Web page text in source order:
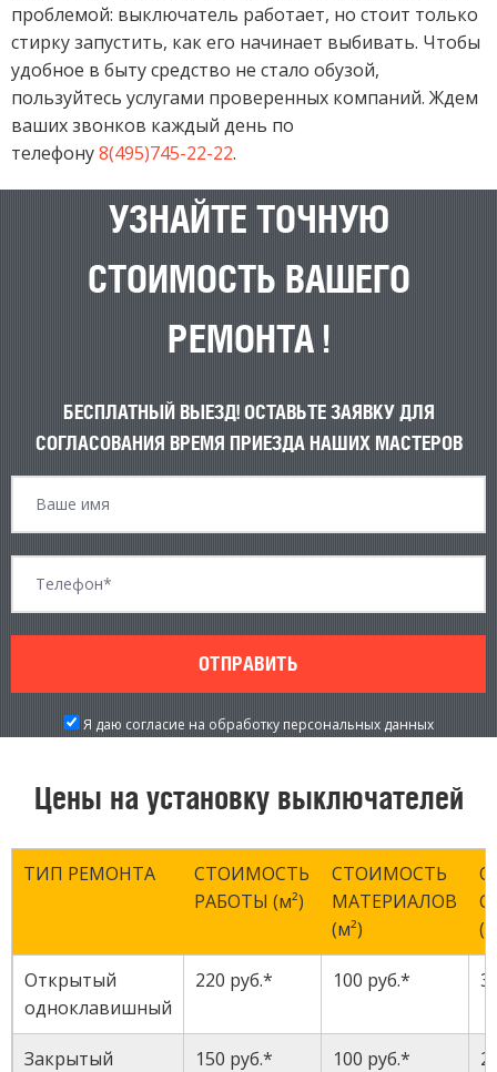
проблемой: выключатель работает, но стоит только
стирку запустить, как его начинает выбивать. Чтобы
удобное в быту средство не стало обузой,
пользуйтесь услугами проверенных компаний. Ждем
ваших звонков каждый день по
телефону8(495)745-22-22.
УЗНАЙТЕ ТОЧНУЮ
СТОИМОСТЬ ВАШЕГО
РЕМОНТА !
БЕСПЛАТНЫЙ ВЫЕЗД! ОСТАВЬТЕ ЗАЯВКУ ДЛЯ
СОГЛАСОВАНИЯ ВРЕМЯ ПРИЕЗДА НАШИХ МАСТЕРОВ
Я даю согласие на обработку персональных данных
Цены на установку выключателей
ТИП РЕМОНТА
СТОИМОСТЬ
РАБОТЫ (м²)
СТОИМОСТЬ
МАТЕРИАЛОВ
(м²)
Открытый
одноклавишный
220 руб.* 100 руб.*
Закрытый
150 руб.* 100 руб.*